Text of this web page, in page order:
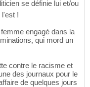
se définie lui et/ou
l'est !
engagé dans la
qui mord un
contre le racisme et
des journaux pour le
de quelques jours